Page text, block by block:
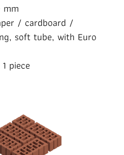
/ cardboard /
soft tube, with Euro
piece